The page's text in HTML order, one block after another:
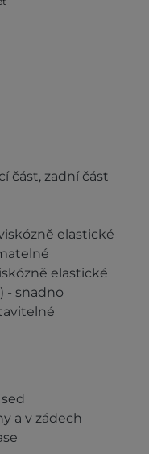
část, zadní část
elastické
elastické
- snadno
a v zádech